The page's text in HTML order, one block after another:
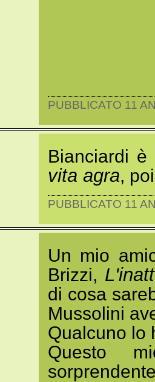
PUBBLICATO 11
Bianciardi
vita agra,
PUBBLICATO 11
Un mio
Brizzi,
di cosa
Mussolini
Qualcuno lo
Questo